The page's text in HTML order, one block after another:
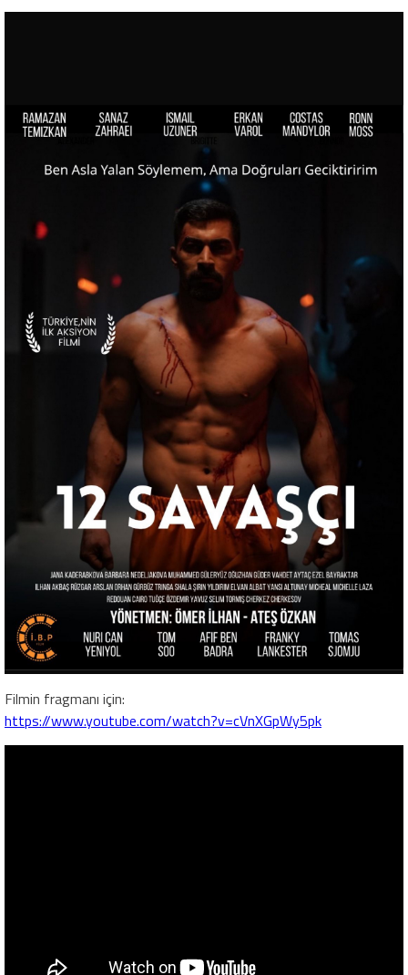
Filmin fragmanı için:
https://www.youtube.com/watch?v=cVnXGpWy5pk